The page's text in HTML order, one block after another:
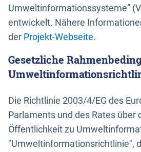
Umweltinformationssysteme”
entwickelt. Nähere
der Projekt-Webseite.
Gesetzliche
Die Richtlinie 2003/4/EG des
Parlaments und des Rates über
Öffentlichkeit zu
"Umweltinformationsrichtlinie",